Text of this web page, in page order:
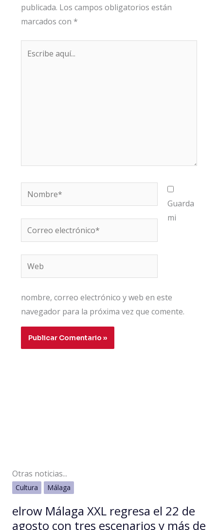
publicada. Los campos obligatorios están
marcados con *
Nombre*
Correo
electrónico*
Web
Guarda
mi
nombre, correo electrónico y web en este
navegador para la próxima vez que comente.
Otras noticias...
Cultura Málaga
elrow Málaga XXL regresa el 22 de
agosto con tres escenarios y más de